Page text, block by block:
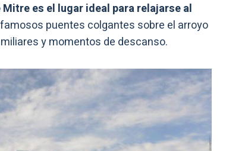
Mitre es el lugar ideal para relajarse al
puentes colgantes sobre el arroyo
y momentos de descanso.